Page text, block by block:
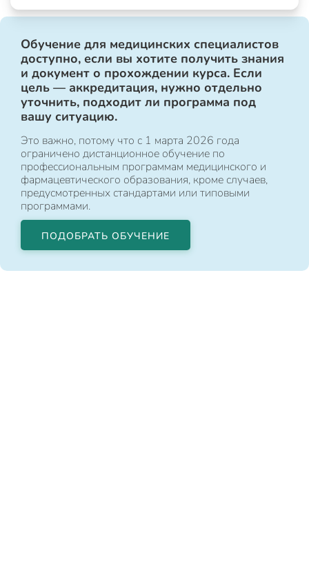
Обучение для медицинских специалистов
доступно, если вы хотите получить знания
и документ о прохождении курса. Если
цель — аккредитация, нужно отдельно
уточнить, подходит ли программа под
вашу ситуацию.
Это важно, потому что с 1 марта 2026 года
ограничено дистанционное обучение по
профессиональным программам медицинского и
фармацевтического образования, кроме случаев,
предусмотренных стандартами или типовыми
программами.
ПОДОБРАТЬ ОБУЧЕНИЕ